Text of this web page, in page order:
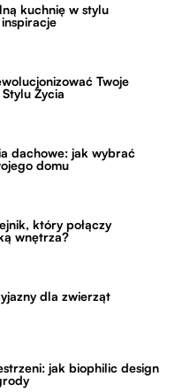
kuchnię w stylu
Twoje
Życia
dachowe: jak wybrać
domu
który połączy
wnętrza?
dla zwierząt
jak biophilic design